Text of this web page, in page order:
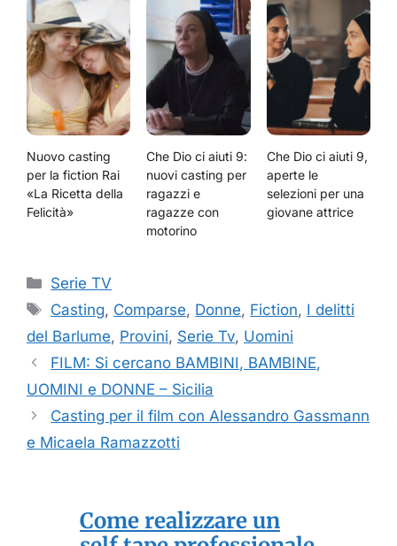
Nuovo casting
per la fiction Rai
«La Ricetta della
Felicità»
Che Dio ci aiuti 9:
nuovi casting per
ragazzi e
ragazze con
motorino
Che Dio ci aiuti 9,
aperte le
selezioni per una
giovane attrice
Categorie
Serie TV
Tag
Casting, Comparse, Donne, Fiction, I delitti
del Barlume, Provini, Serie Tv, Uomini
FILM: Si cercano BAMBINI, BAMBINE,
UOMINI e DONNE – Sicilia
Casting per il film con Alessandro Gassmann
e Micaela Ramazzotti
Come realizzare un